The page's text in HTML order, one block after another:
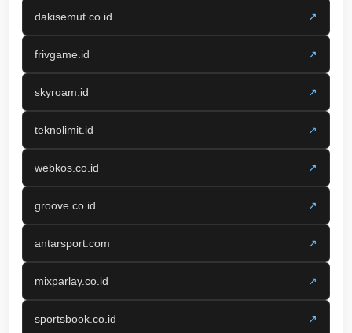
dakisemut.co.id ↗
frivgame.id ↗
skyroam.id ↗
teknolimit.id ↗
webkos.co.id ↗
groove.co.id ↗
antarsport.com ↗
mixparlay.co.id ↗
sportsbook.co.id ↗